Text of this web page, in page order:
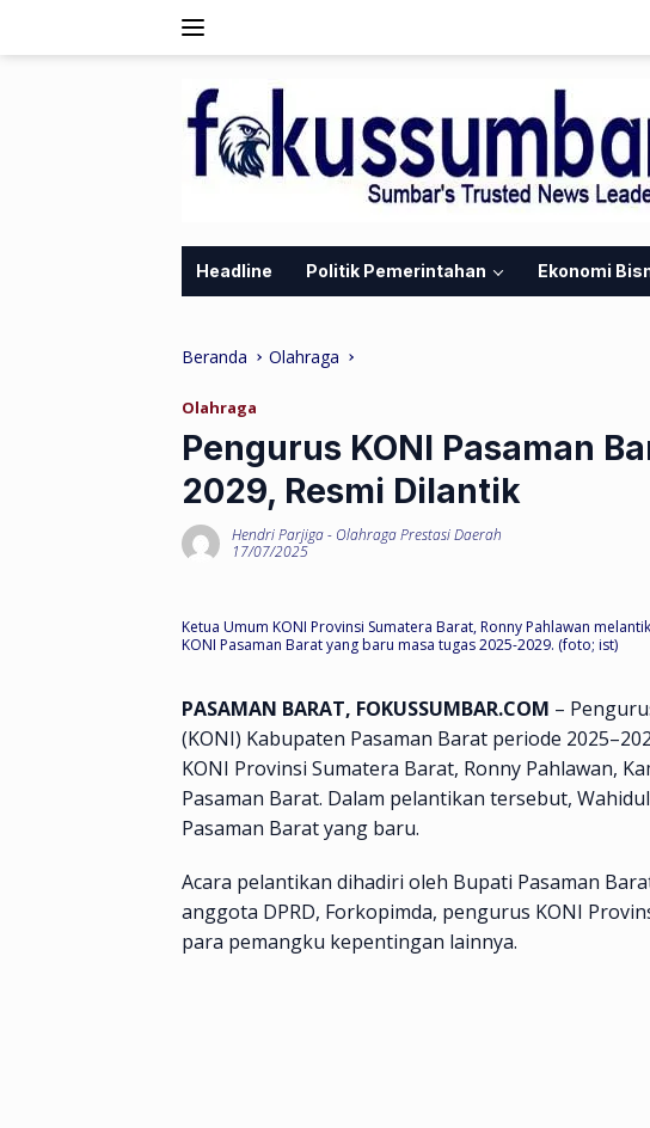
Headline Politik Pemerintahan Ekonomi
Beranda Olahraga
Olahraga
Pengurus KONI Pasaman
2029, Resmi Dilantik
Hendri Parjiga- Olahraga Prestasi Daerah
17/07/2025
Ketua Umum KONI Provinsi Sumatera Barat, Ronny Pahlawan
KONI Pasaman Barat yang baru masa tugas 2025-2029. (foto; ist)
PASAMAN BARAT, FOKUSSUMBAR.COM –
(KONI) Kabupaten Pasaman Barat periode
KONI Provinsi Sumatera Barat, Ronny Pahlawan,
Pasaman Barat. Dalam pelantikan tersebut,
Pasaman Barat yang baru.
Acara pelantikan dihadiri oleh Bupati Pasaman
anggota DPRD, Forkopimda, pengurus KONI
para pemangku kepentingan lainnya.